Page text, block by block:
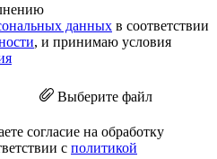
данных в соответствии
, и принимаю условия
Выберите файл
согласие на обработку
с политикой